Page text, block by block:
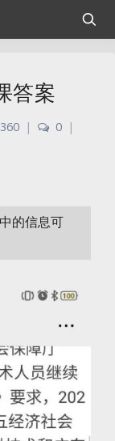
答案
| 0 |
的信息可